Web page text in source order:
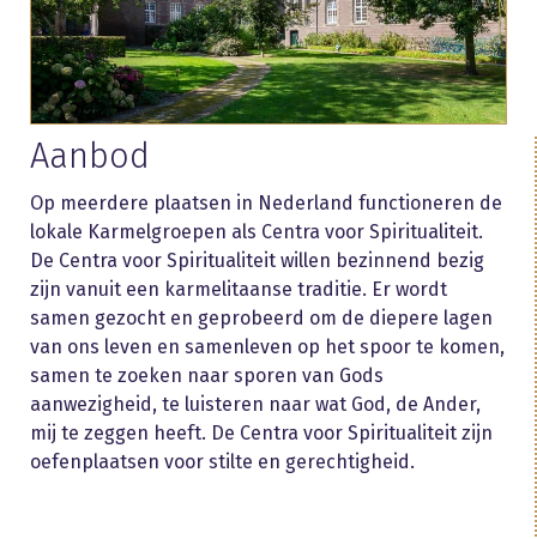
Aanbod
Op meerdere plaatsen in Nederland functioneren de
lokale Karmelgroepen als Centra voor Spiritualiteit.
De Centra voor Spiritualiteit willen bezinnend bezig
zijn vanuit een karmelitaanse traditie. Er wordt
samen gezocht en geprobeerd om de diepere lagen
van ons leven en samenleven op het spoor te komen,
samen te zoeken naar sporen van Gods
aanwezigheid, te luisteren naar wat God, de Ander,
mij te zeggen heeft. De Centra voor Spiritualiteit zijn
oefenplaatsen voor stilte en gerechtigheid.